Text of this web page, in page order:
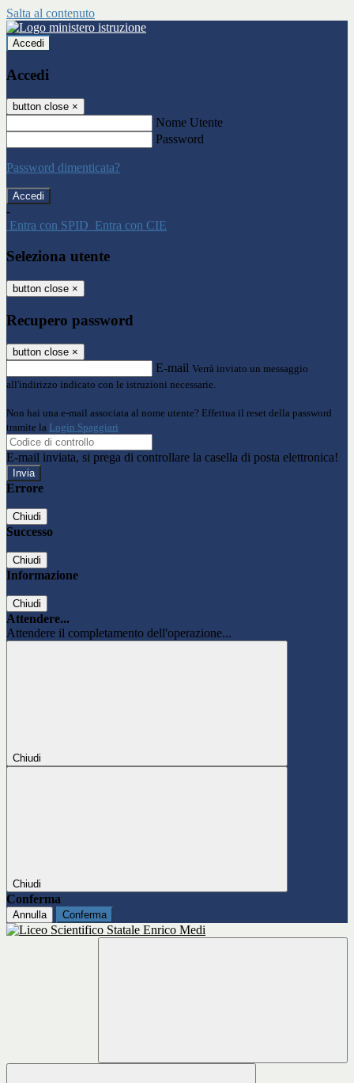
Salta al contenuto
Accedi
Accedi
button close ×
Nome Utente
Password
Password dimenticata?
-
Entra con SPID Entra con CIE
Seleziona utente
button close ×
Recupero password
button close ×
E-mail Verrà inviato un messaggio
all'indirizzo indicato con le istruzioni necessarie.
Non hai una e-mail associata al nome utente? Effettua il reset della password
tramite la Login Spaggiari
E-mail inviata, si prega di controllare la casella di posta elettronica!
Errore
Chiudi
Successo
Chiudi
Informazione
Chiudi
Attendere...
Attendere il completamento dell'operazione...
Chiudi
Chiudi
Conferma
Annulla Conferma